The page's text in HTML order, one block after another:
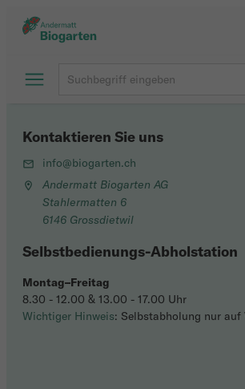
Kontaktieren Sie uns
info@biogarten.ch
Andermatt Biogarten AG
Stahlermatten 6
6146 Grossdietwil
Selbstbedienungs-Abholstation
Montag–Freitag
8.30 - 12.00 & 13.00 - 17.00 Uhr
Wichtiger Hinweis: Selbstabholung nur auf